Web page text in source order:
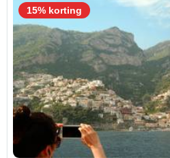
15% korting